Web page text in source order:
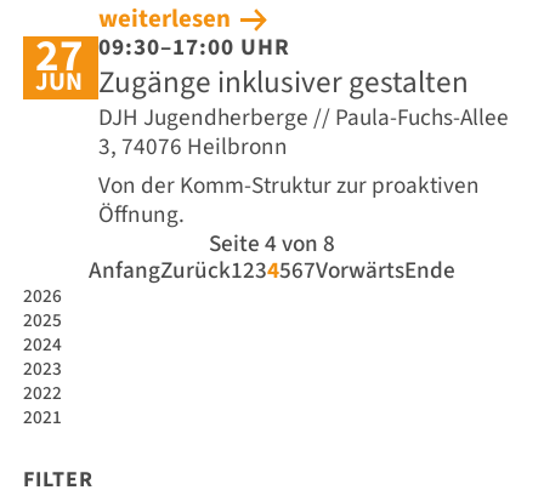
FILTER
2026
2025
2024
2023
2022
2021
weiterlesen
27
JUN
09:30–17:00 UHR
Zugänge inklusiver gestalten
DJH Jugendherberge // Paula-Fuchs-Allee
3, 74076 Heilbronn
Von der Komm-Struktur zur proaktiven
Öffnung.
Seite 4 von 8
AnfangZurück1234567VorwärtsEnde